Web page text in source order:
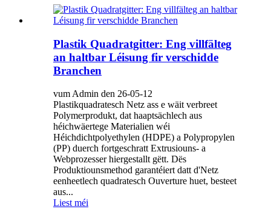
Plastik Quadratgitter: Eng villfälteg
an haltbar Léisung fir verschidde
Branchen
vum Admin den 26-05-12
Plastikquadratesch Netz ass e wäit verbreet
Polymerprodukt, dat haaptsächlech aus
héichwäertege Materialien wéi
Héichdichtpolyethylen (HDPE) a Polypropylen
(PP) duerch fortgeschratt Extrusiouns- a
Webprozesser hiergestallt gëtt. Dës
Produktiounsmethod garantéiert datt d'Netz
eenheetlech quadratesch Ouverture huet, besteet
aus...
Liest méi